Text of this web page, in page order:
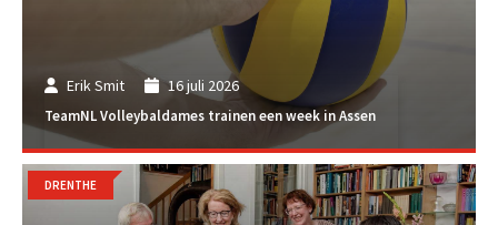
Erik Smit 16 juli 2026
TeamNL Volleybaldames trainen een week in Assen
DRENTHE